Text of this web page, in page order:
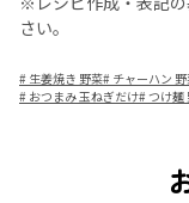
さい。
# 生姜焼き 野菜# チャーハン
# おつまみ 玉ねぎだけ# つけ麺